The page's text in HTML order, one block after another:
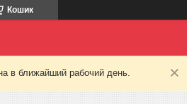
Кошик
в ближайший рабочий день.